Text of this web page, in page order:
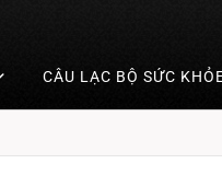
CÂU LẠC BỘ SỨC